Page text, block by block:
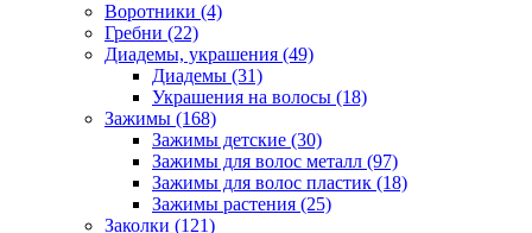
Воротники (4)
Гребни (22)
Диадемы, украшения (49)
Диадемы (31)
Украшения на волосы (18)
Зажимы (168)
Зажимы детские (30)
Зажимы для волос металл (97)
Зажимы для волос пластик (18)
Зажимы растения (25)
Заколки (121)